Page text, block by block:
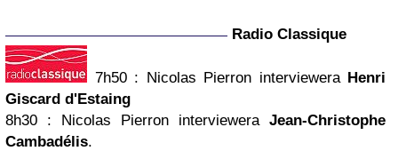
Radio Classique
7h50 : Nicolas Pierron interviewera Henri
Giscard d'Estaing
8h30 : Nicolas Pierron interviewera Jean-Christophe
Cambadélis.